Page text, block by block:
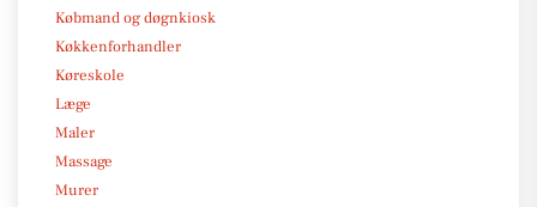
Købmand og døgnkiosk
Køkkenforhandler
Køreskole
Læge
Maler
Massage
Murer